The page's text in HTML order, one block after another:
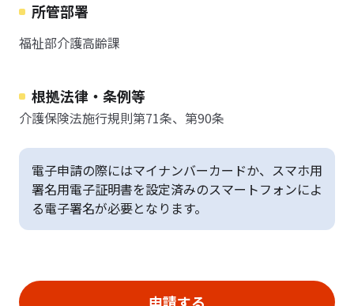
所管部署
福祉部介護高齢課
根拠法律・条例等
介護保険法施行規則第71条、第90条
電子申請の際にはマイナンバーカードか、スマホ用
署名用電子証明書を設定済みのスマートフォンによ
る電子署名が必要となります。